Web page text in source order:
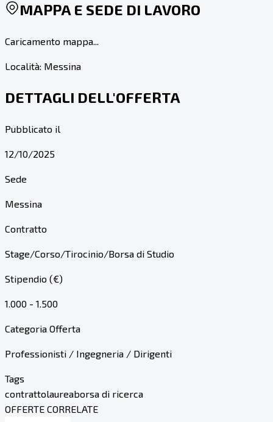
MAPPA E SEDE DI LAVORO
Caricamento mappa...
Località: Messina
DETTAGLI DELL'OFFERTA
Pubblicato il
12/10/2025
Sede
Messina
Contratto
Stage/Corso/Tirocinio/Borsa di Studio
Stipendio (€)
1.000 - 1.500
Categoria Offerta
Professionisti / Ingegneria / Dirigenti
Tags
contrattolaureaborsa di ricerca
OFFERTE CORRELATE